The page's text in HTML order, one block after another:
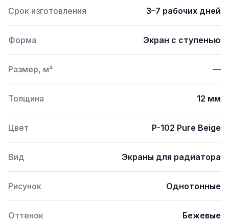
Срок изготовления 3–7 рабочих дней
Форма Экран с ступенью
Размер, м² —
Толщина 12 мм
Цвет P-102 Pure Beige
Вид Экраны для радиатора
Рисунок Однотонные
Оттенок Бежевые